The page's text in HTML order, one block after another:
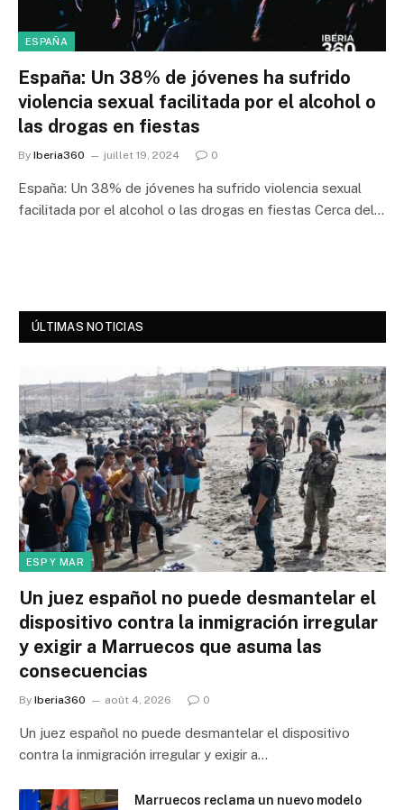
ESPAÑA
España: Un 38% de jóvenes ha sufrido
violencia sexual facilitada por el alcohol o
las drogas en fiestas
By Iberia360 juillet 19, 2024 0
España: Un 38% de jóvenes ha sufrido violencia sexual
facilitada por el alcohol o las drogas en fiestas Cerca del…
ÚLTIMAS NOTICIAS
ESP Y MAR
Un juez español no puede desmantelar el
dispositivo contra la inmigración irregular
y exigir a Marruecos que asuma las
consecuencias
By Iberia360 août 4, 2026 0
Un juez español no puede desmantelar el dispositivo
contra la inmigración irregular y exigir a…
Marruecos reclama un nuevo modelo